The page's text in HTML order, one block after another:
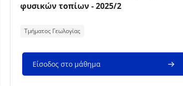
φυσικών τοπίων - 2025/2
Τμήματος Γεωλογίας
Είσοδος στο μάθημα